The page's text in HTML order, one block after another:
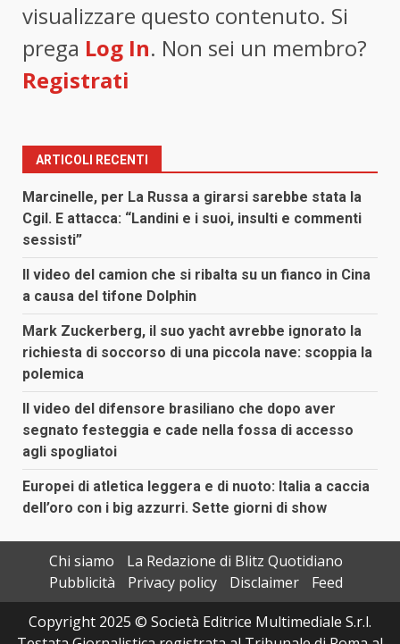
visualizzare questo contenuto. Si
prega Log In. Non sei un membro?
Registrati
ARTICOLI RECENTI
Marcinelle, per La Russa a girarsi sarebbe stata la
Cgil. E attacca: “Landini e i suoi, insulti e commenti
sessisti”
Il video del camion che si ribalta su un fianco in Cina
a causa del tifone Dolphin
Mark Zuckerberg, il suo yacht avrebbe ignorato la
richiesta di soccorso di una piccola nave: scoppia la
polemica
Il video del difensore brasiliano che dopo aver
segnato festeggia e cade nella fossa di accesso
agli spogliatoi
Europei di atletica leggera e di nuoto: Italia a caccia
dell’oro con i big azzurri. Sette giorni di show
Chi siamo
La Redazione di Blitz Quotidiano
Pubblicità
Privacy policy Disclaimer
Feed
Copyright 2025 © Società Editrice Multimediale S.r.l.